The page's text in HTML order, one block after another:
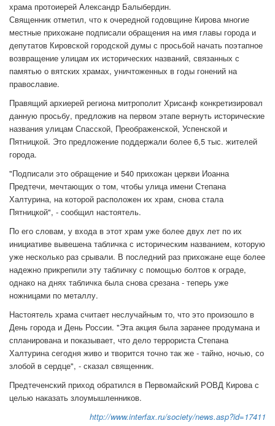
храма протоиерей Александр Балыбердин.
Священник отметил, что к очередной годовщине Кирова многие
местные прихожане подписали обращения на имя главы города и
депутатов Кировской городской думы с просьбой начать поэтапное
возвращение улицам их исторических названий, связанных с
памятью о вятских храмах, уничтоженных в годы гонений на
православие.
Правящий архиерей региона митрополит Хрисанф конкретизировал
данную просьбу, предложив на первом этапе вернуть исторические
названия улицам Спасской, Преображенской, Успенской и
Пятницкой. Это предложение поддержали более 6,5 тыс. жителей
города.
"Подписали это обращение и 540 прихожан церкви Иоанна
Предтечи, мечтающих о том, чтобы улица имени Степана
Халтурина, на которой расположен их храм, снова стала
Пятницкой", - сообщил настоятель.
По его словам, у входа в этот храм уже более двух лет по их
инициативе вывешена табличка с историческим названием, которую
уже несколько раз срывали. В последний раз прихожане еще более
надежно прикрепили эту табличку с помощью болтов к ограде,
однако на днях табличка была снова срезана - теперь уже
ножницами по металлу.
Настоятель храма считает неслучайным то, что это произошло в
День города и День России. "Эта акция была заранее продумана и
спланирована и показывает, что дело террориста Степана
Халтурина сегодня живо и творится точно так же - тайно, ночью, со
злобой в сердце", - сказал священник.
Предтеченский приход обратился в Первомайский РОВД Кирова с
целью наказать злоумышленников.
http://www.interfax.ru/society/news.asp?id=17411